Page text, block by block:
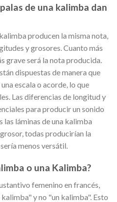
de una kalimba dan
producen la misma nota,
y grosores. Cuanto más
grave será la nota producida.
dispuestas de manera que
escala o acorde, lo que
Las diferencias de longitud y
para producir un sonido
las láminas de una kalimba
todas producirían la
menos versátil.
o una Kalimba?
femenino en francés,
y no "un kalimba". Esto